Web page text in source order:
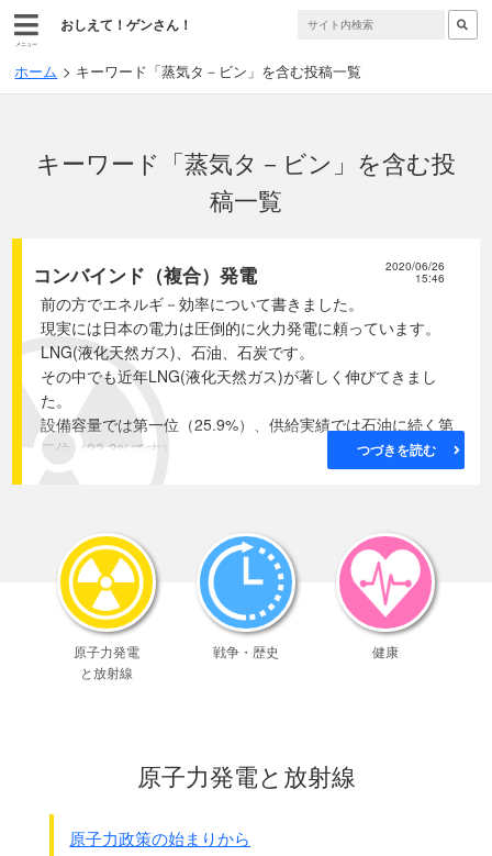
メニュー
おしえて！ゲンさん！
ホーム キーワード「蒸気タ－ビン」を含む投稿一覧
キーワード「蒸気タ－ビン」を含む投
稿一覧
コンバインド（複合）発電 2020/06/26
15:46
前の方でエネルギ－効率について書きました。
現実には日本の電力は圧倒的に火力発電に頼っています。
LNG(液化天然ガス)、石油、石炭です。
その中でも近年LNG(液化天然ガス)が著しく伸びてきまし
た。
設備容量では第一位（25.9%）、供給実績では石油に続く第
二位（23.3%です）。
普通のLNG(液化天然ガス)の中でもエネルギ－効率が良いた
仕組みはまずLNGを燃料としてガスタ－ビンを回し発電しま
す。
従来はそれで終わりだったのですが、コンバインドでは、
ガスタ－ビンを回した後の高温の廃熱を利用して蒸気タ－ビ
ンを回して発電します。
つまり一回の燃料で2度発電します。
●東京新聞 2014年2月13日から
つづきを読む
原子力発電
と放射線
戦争・歴史 健康
原子力発電と放射線
原子力政策の始まりから